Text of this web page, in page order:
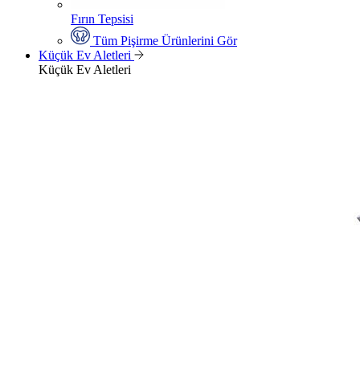
Fırın Tepsisi
Tüm Pişirme Ürünlerini Gör
Küçük Ev Aletleri
Küçük Ev Aletleri